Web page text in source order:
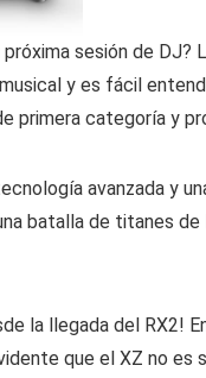
sesión de DJ?
y es fácil
primera categoría y
avanzada y
batalla de titanes de
la llegada del RX2!
que el XZ no es